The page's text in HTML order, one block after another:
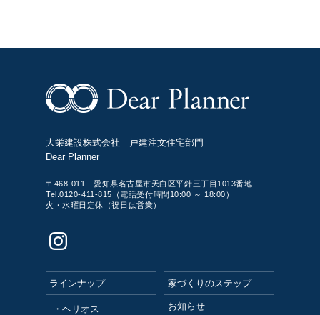
大栄建設株式会社 戸建注文住宅部門
Dear Planner
〒468-011 愛知県名古屋市天白区平針三丁目1013番地
Tel.0120-411-815（電話受付時間10:00 ～ 18:00）
火・水曜日定休（祝日は営業）
ラインナップ
・ヘリオス
家づくりのステップ
お知らせ